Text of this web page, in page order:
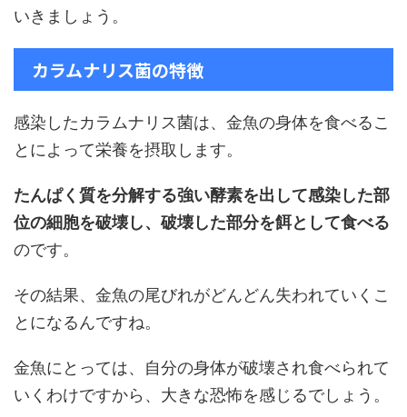
いきましょう。
カラムナリス菌の特徴
感染したカラムナリス菌は、金魚の身体を食べるこ
とによって栄養を摂取します。
たんぱく質を分解する強い酵素を出して感染した部
位の細胞を破壊し、破壊した部分を餌として食べる
のです。
その結果、金魚の尾びれがどんどん失われていくこ
とになるんですね。
金魚にとっては、自分の身体が破壊され食べられて
いくわけですから、大きな恐怖を感じるでしょう。